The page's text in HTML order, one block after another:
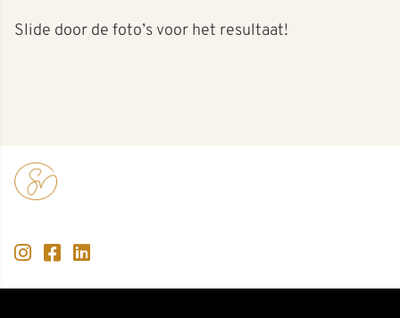
Slide door de foto’s voor het resultaat!